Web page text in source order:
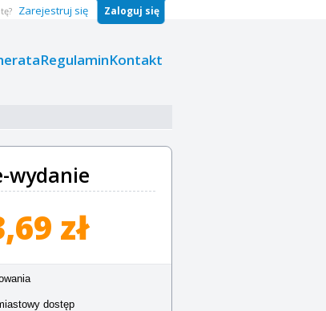
RegulaminKontakt
Zarejestruj się Zaloguj się
wydanie
zł
dostęp